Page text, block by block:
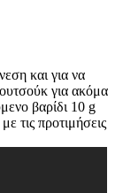
και για να
για ακόμα
βαρίδι 10 g
τις προτιμήσεις